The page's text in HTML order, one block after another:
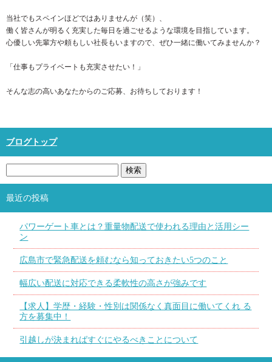
当社でもスペインほどではありませんが（笑）、
働く皆さんが明るく充実した毎日を過ごせるような環境を目指しています。
心優しい先輩方や頼もしい社長もいますので、ぜひ一緒に働いてみませんか？
「仕事もプライベートも充実させたい！」
そんな志の高いあなたからのご応募、お待ちしております！
ブログトップ
最近の投稿
パワーゲート車とは？重量物配送で使われる理由と活用シー
ン
広島市で緊急配送を頼むなら知っておきたい5つのこと
幅広い配送に対応できる柔軟性の高さが強みです
【求人】学歴・経験・性別は関係なく真面目に働いてくれ る
方を募集中！
引越しが決まればすぐにやるべきことについて